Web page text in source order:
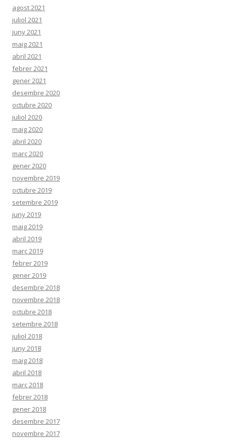
agost 2021
juliol 2021
juny 2021
maig 2021
abril 2021
febrer 2021
gener 2021
desembre 2020
octubre 2020
juliol 2020
maig 2020
abril 2020
març 2020
gener 2020
novembre 2019
octubre 2019
setembre 2019
juny 2019
maig 2019
abril 2019
març 2019
febrer 2019
gener 2019
desembre 2018
novembre 2018
octubre 2018
setembre 2018
juliol 2018
juny 2018
maig 2018
abril 2018
març 2018
febrer 2018
gener 2018
desembre 2017
novembre 2017